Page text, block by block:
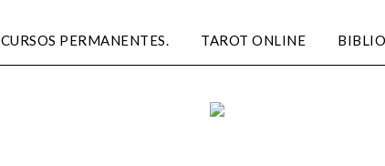
CURSOS PERMANENTES. TAROT ONLINE